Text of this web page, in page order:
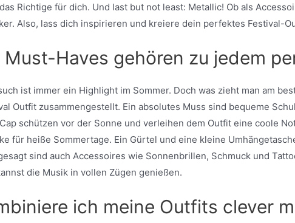
Richtige für dich. Und last but not least: Metallic! Ob als
Also, lass dich inspirieren und kreiere dein perfektes Festival-
Must-Haves gehören zu jedem
ist immer ein Highlight im Sommer. Doch was zieht man am
Outfit zusammengestellt. Ein absolutes Muss sind bequeme
schützen vor der Sonne und verleihen dem Outfit eine coole
für heiße Sommertage. Ein Gürtel und eine kleine
sind auch Accessoires wie Sonnenbrillen, Schmuck und
die Musik in vollen Zügen genießen.
ich meine Outfits clever